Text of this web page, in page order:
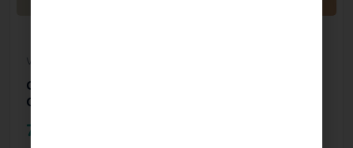
Vêtements d'allaitement
Combinaison de grossesse et d'allaitement
ORIGIN Ocean
79.00